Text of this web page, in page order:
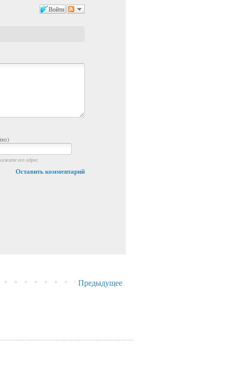
Войти
его адрес.
Оставить комментарий
Предыдущее